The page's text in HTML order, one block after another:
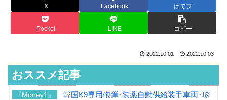
X Facebook はてブ
Pocket LINE コピー
2022.10.01 2022.10.03
おススメ記事
『Money1』
韓国K9専用砲弾･装薬自動供給装甲車両･珍